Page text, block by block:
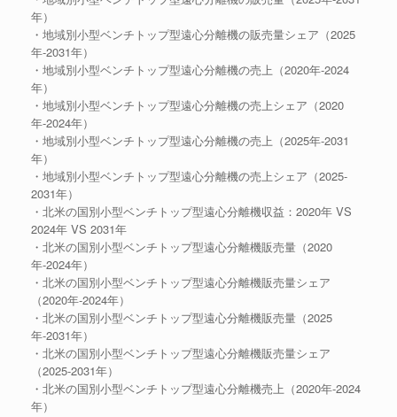
年）
・地域別小型ベンチトップ型遠心分離機の販売量シェア（2025
年-2031年）
・地域別小型ベンチトップ型遠心分離機の売上（2020年-2024
年）
・地域別小型ベンチトップ型遠心分離機の売上シェア（2020
年-2024年）
・地域別小型ベンチトップ型遠心分離機の売上（2025年-2031
年）
・地域別小型ベンチトップ型遠心分離機の売上シェア（2025-
2031年）
・北米の国別小型ベンチトップ型遠心分離機収益：2020年 VS
2024年 VS 2031年
・北米の国別小型ベンチトップ型遠心分離機販売量（2020
年-2024年）
・北米の国別小型ベンチトップ型遠心分離機販売量シェア
（2020年-2024年）
・北米の国別小型ベンチトップ型遠心分離機販売量（2025
年-2031年）
・北米の国別小型ベンチトップ型遠心分離機販売量シェア
（2025-2031年）
・北米の国別小型ベンチトップ型遠心分離機売上（2020年-2024
年）